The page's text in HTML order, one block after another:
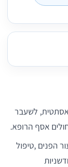
לשעבר
אסף הרופא.
,טיפול